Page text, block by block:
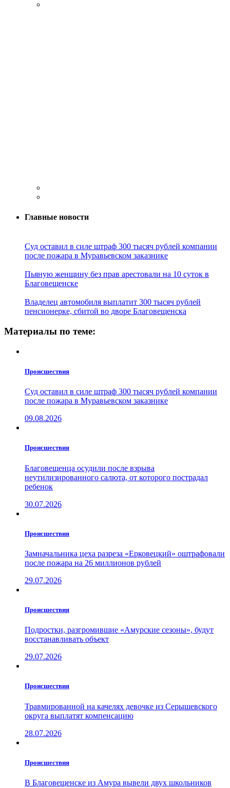
Главные новости
Суд оставил в силе штраф 300 тысяч рублей компании
после пожара в Муравьевском заказнике
Пьяную женщину без прав арестовали на 10 суток в
Благовещенске
Владелец автомобиля выплатит 300 тысяч рублей
пенсионерке, сбитой во дворе Благовещенска
Материалы по теме:
Проиcшествия
Суд оставил в силе штраф 300 тысяч рублей компании
после пожара в Муравьевском заказнике
09.08.2026
Проиcшествия
Благовещенца осудили после взрыва
неутилизированного салюта, от которого пострадал
ребенок
30.07.2026
Проиcшествия
Замначальника цеха разреза «Ерковецкий» оштрафовали
после пожара на 26 миллионов рублей
29.07.2026
Проиcшествия
Подростки, разгромившие «Амурские сезоны», будут
восстанавливать объект
29.07.2026
Проиcшествия
Травмированной на качелях девочке из Серышевского
округа выплатят компенсацию
28.07.2026
Проиcшествия
В Благовещенске из Амура вывели двух школьников